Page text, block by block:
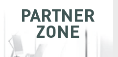
PARTNER
ZONE